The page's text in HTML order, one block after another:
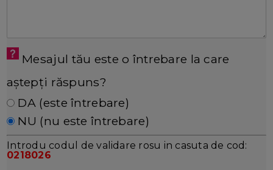
Mesajul tău este o întrebare la care
aștepți răspuns?
DA (este întrebare)
NU (nu este întrebare)
Introdu codul de validare rosu in casuta de cod:
0218026